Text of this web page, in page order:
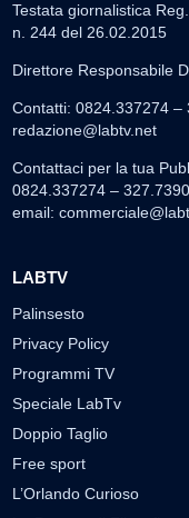
Testata giornalistica
n. 244 del 26.02.2015
Direttore Responsabile
Contatti: 0824.337274 –
redazione@labtv.net
Contattaci per la tua
0824.337274 –
email:
LABTV
Palinsesto
Privacy Policy
Programmi TV
Speciale LabTv
Doppio Taglio
Free sport
L’Orlando Curioso